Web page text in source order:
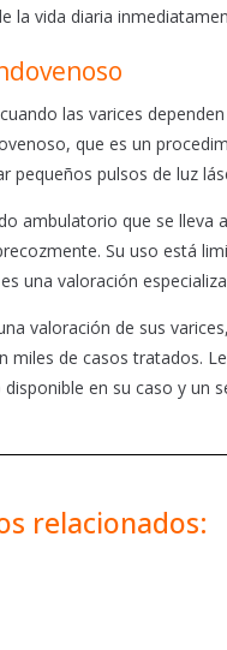
la vida diaria
las varices
que es un
pequeños pulsos de luz
ambulatorio que se lleva
Su uso está
una valoración
valoración de sus
miles de casos tratados.
en su caso y un
relacionados: